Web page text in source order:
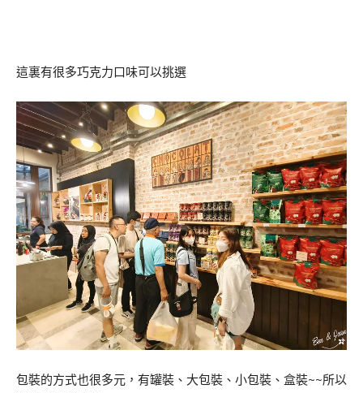
這裏有很多巧克力口味可以挑選
包裝的方式也很多元，有罐裝、大包裝、小包裝、盒裝~~所以